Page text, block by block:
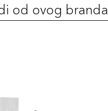
od ovog branda